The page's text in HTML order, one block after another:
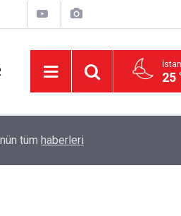
25
tüm haberleri